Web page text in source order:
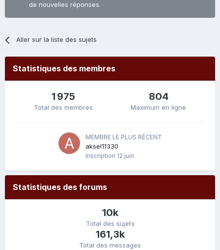
de nouvelles réponses.
Aller sur la liste des sujets
Statistiques des membres
1 975
Total des membres
804
Maximum en ligne
MEMBRE LE PLUS RÉCENT
aksel11330
Inscription 12 juin
Statistiques des forums
10k
Total des sujets
161,3k
Total des messages